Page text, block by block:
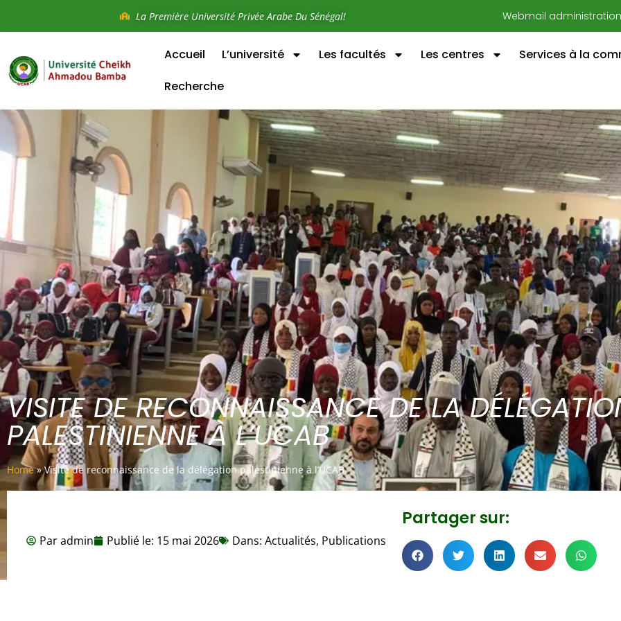
La Première Université Privée Arabe Du Sénégal! Webmail
Accueil L’université Les facultés Les centres
Services à la
Recherche
VISITE DE RECONNAISSANCE DE LA
PALESTINIENNE À L’UCAB
Home»Visite de reconnaissance de la délégation palestinienne à l’UCAB
Paradmin Publié le: 15 mai 2026 Dans: Actualités, Publications
Partager sur: